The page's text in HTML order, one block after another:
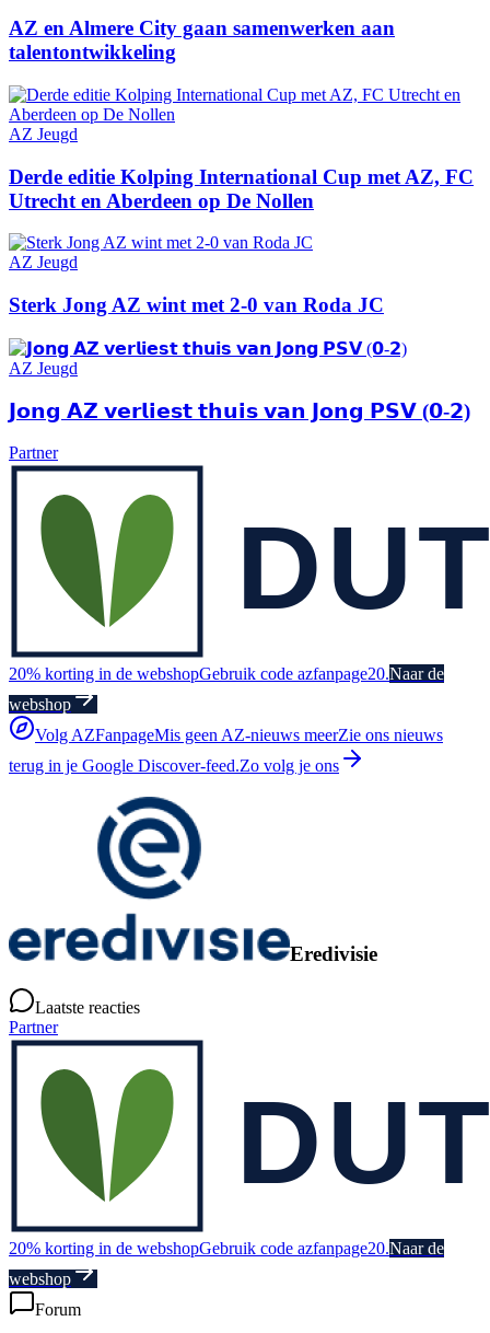
AZ en Almere City gaan samenwerken aan
talentontwikkeling
AZ Jeugd
Derde editie Kolping International Cup met AZ, FC
Utrecht en Aberdeen op De Nollen
AZ Jeugd
Sterk Jong AZ wint met 2-0 van Roda JC
AZ Jeugd
𝗝𝗼𝗻𝗴 𝗔𝗭 𝘃𝗲𝗿𝗹𝗶𝗲𝘀𝘁 𝘁𝗵𝘂𝗶𝘀 𝘃𝗮𝗻 𝗝𝗼𝗻𝗴 𝗣𝗦𝗩 (𝟬-𝟮)
Partner
20% korting in de webshopGebruik code azfanpage20.Naar de
webshop
Volg AZFanpageMis geen AZ-nieuws meerZie ons nieuws
terug in je Google Discover-feed.Zo volg je ons
Eredivisie
Laatste reacties
Partner
20% korting in de webshopGebruik code azfanpage20.Naar de
webshop
Forum